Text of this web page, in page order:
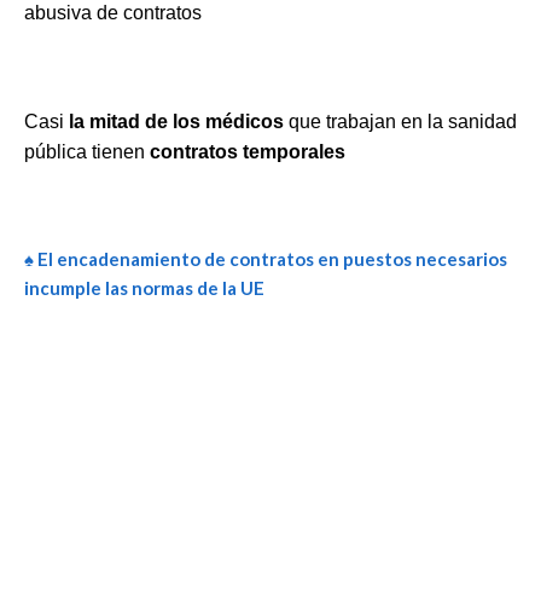
abusiva de contratos
Casi la mitad de los médicos que trabajan en la sanidad
pública tienen contratos temporales
♠ El encadenamiento de contratos en puestos necesarios
incumple las normas de la UE